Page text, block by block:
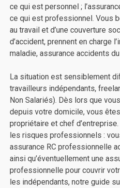
ce qui est personnel ;
ce qui est professionnel. Vous
au travail et d’une couverture
d’accident, prennent en charge
maladie, assurance accidents
La situation est sensiblement
travailleurs indépendants,
Non Salariés). Dès lors que
depuis votre domicile, vous
propriétaire et chef
les risques professionnels :
assurance RC professionnelle
ainsi qu’éventuellement une
professionnelle pour couvrir
les indépendants, notre guide